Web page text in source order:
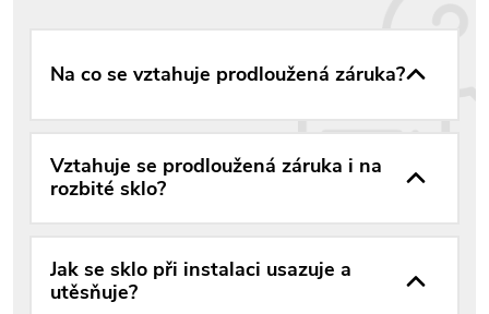
Na co se vztahuje prodloužená záruka?
Vztahuje se prodloužená záruka i na
rozbité sklo?
Jak se sklo při instalaci usazuje a
utěsňuje?